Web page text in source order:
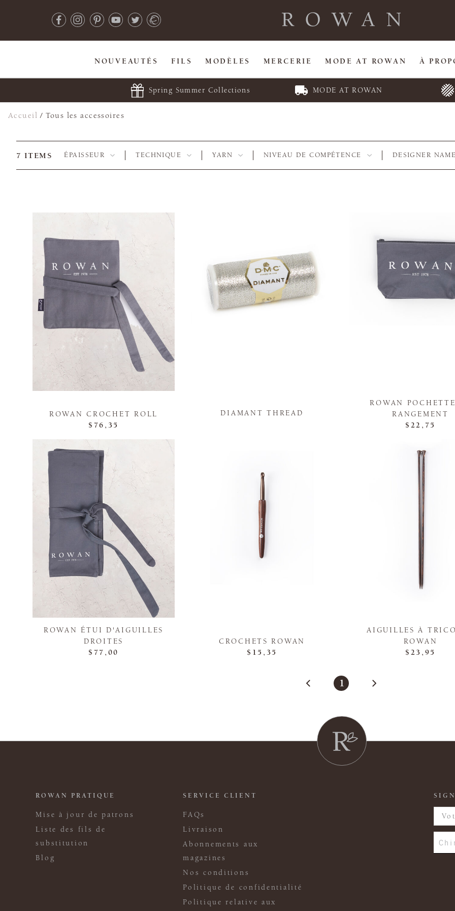
NOUVEAUTÉS FILS MODÈLES MERCERIE MODE AT ROWAN À
Spring Summer Collections MODE AT ROWAN
Accueil /Tous les accessoires
7 ITEMS ÉPAISSEUR TECHNIQUE YARN NIVEAU DE COMPÉTENCE DESIGNER
ROWAN CROCHET ROLL
$76,35
DIAMANT THREAD
ROWAN
RANGEMENT
$22,75
ROWAN ÉTUI D'AIGUILLES
DROITES
$77,00
CROCHETS ROWAN
$15,35
AIGUILLES À
ROWAN
$23,95
1
ROWAN PRATIQUE
Mise à jour de patrons
Liste des fils de
substitution
Blog
SERVICE CLIENT
FAQs
Livraison
Abonnements aux
magazines
Nos conditions
Politique de confidentialité
Politique relative aux